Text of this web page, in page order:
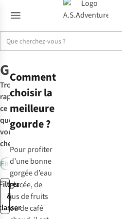
&
Gourdes
Trouvez
rapidement
ce
que
vous
cherchez:
Enfant Isolé Bouchon utilisable
Comment
choisir la
meilleure
gourde ?
Pour profiter
d’une bonne
gorgée d’eau
glacée, de
jus de fruits
ou de café